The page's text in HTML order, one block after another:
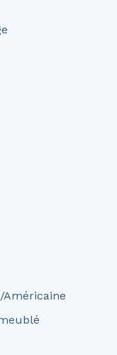
Américaine